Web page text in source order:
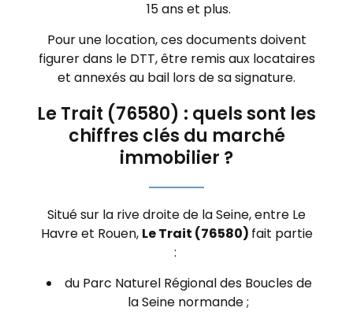
15 ans et plus.
Pour une location, ces documents doivent
figurer dans le DTT, être remis aux locataires
et annexés au bail lors de sa signature.
Le Trait (76580) : quels sont les
chiffres clés du marché
immobilier ?
Situé sur la rive droite de la Seine, entre Le
Havre et Rouen, Le Trait (76580) fait partie
:
du Parc Naturel Régional des Boucles de
la Seine normande ;